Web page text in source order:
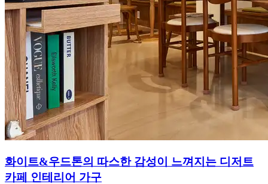
화이트&우드톤의 따스한 감성이 느껴지는 디저트
카페 인테리어 가구